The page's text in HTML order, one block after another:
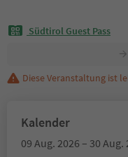
Südtirol Guest Pass
Diese Veranstaltung ist
Kalender
09 Aug. 2026 – 30 Aug.